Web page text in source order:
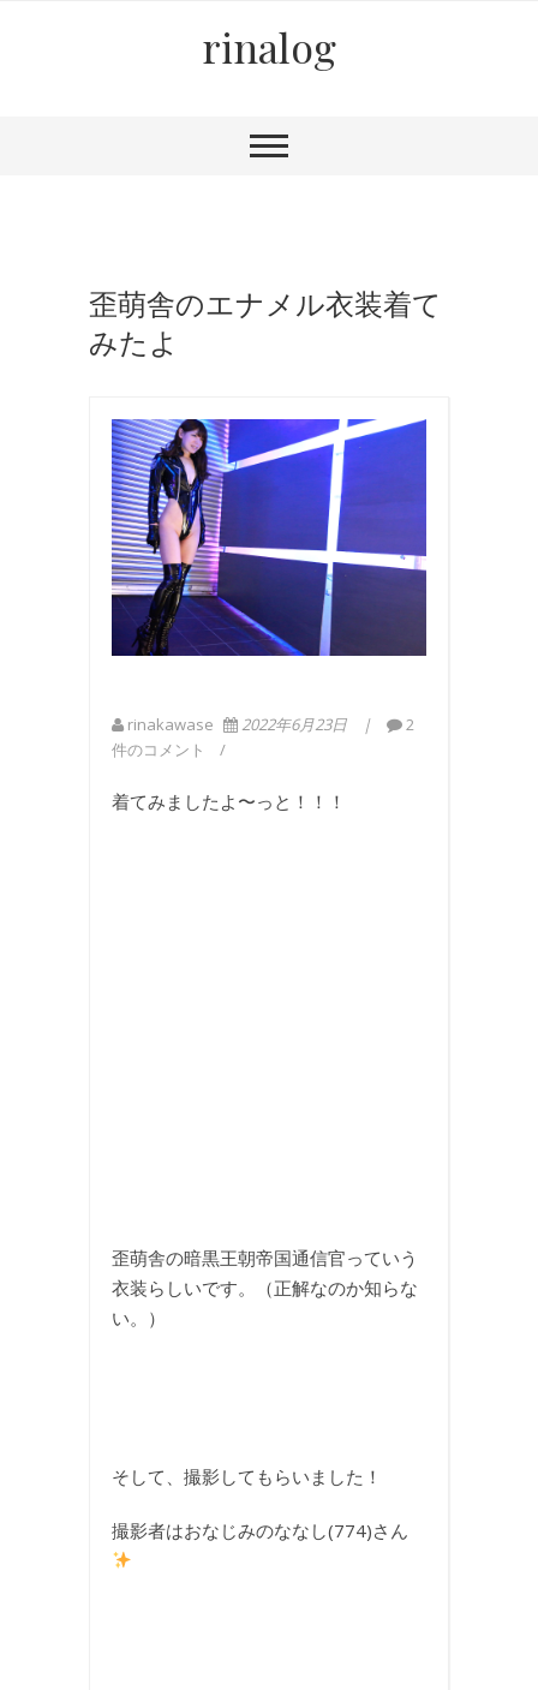
rinalog
歪萌舎のエナメル衣装着て
みたよ
rinakawase 2022年6月23日
2
件のコメント
着てみましたよ〜っと！！！
歪萌舎の暗黒王朝帝国通信官っていう
衣装らしいです。（正解なのか知らな
い。）
そして、撮影してもらいました！
撮影者はおなじみのななし(774)さん